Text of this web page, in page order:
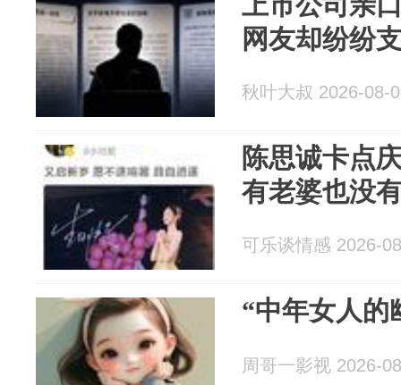
网友却纷纷
秋叶大叔 2026-08-
陈思诚卡点
有老婆也没
可乐谈情感 2026-
“中年女人的
周哥一影视 2026-